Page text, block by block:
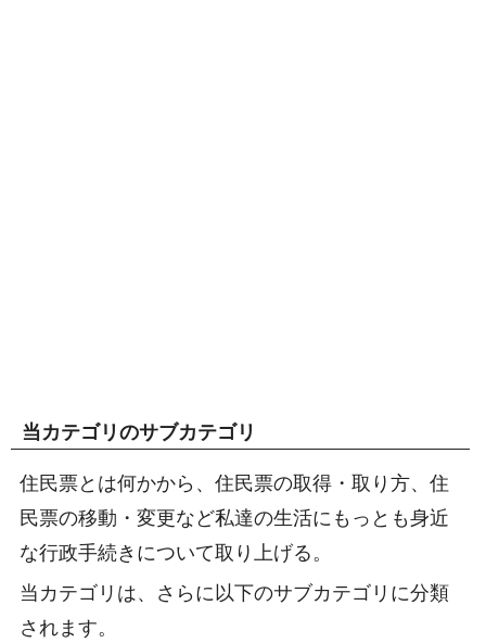
当カテゴリのサブカテゴリ
住民票とは何かから、住民票の取得・取り方、住
民票の移動・変更など私達の生活にもっとも身近
な行政手続きについて取り上げる。
当カテゴリは、さらに以下のサブカテゴリに分類
されます。